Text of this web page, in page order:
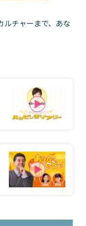
ルチャーまで、あな